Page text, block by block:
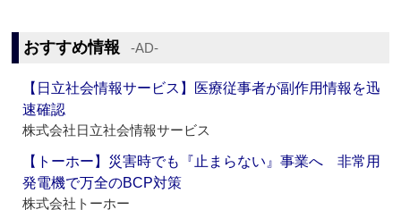
おすすめ情報 ‐AD‐
【日立社会情報サービス】医療従事者が副作用情報を迅
速確認
株式会社日立社会情報サービス
【トーホー】災害時でも『止まらない』事業へ 非常用
発電機で万全のBCP対策
株式会社トーホー